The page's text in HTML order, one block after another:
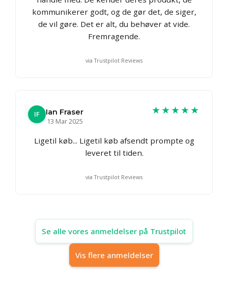
kommunikerer godt, og de gør det, de siger,
de vil gøre. Det er alt, du behøver at vide.
Fremragende.
via Trustpilot Reviews
IF
Ian Fraser
13 Mar 2025
★★★★★
Ligetil køb... Ligetil køb afsendt prompte og
leveret til tiden.
via Trustpilot Reviews
Se alle vores anmeldelser på Trustpilot
Vis flere anmeldelser